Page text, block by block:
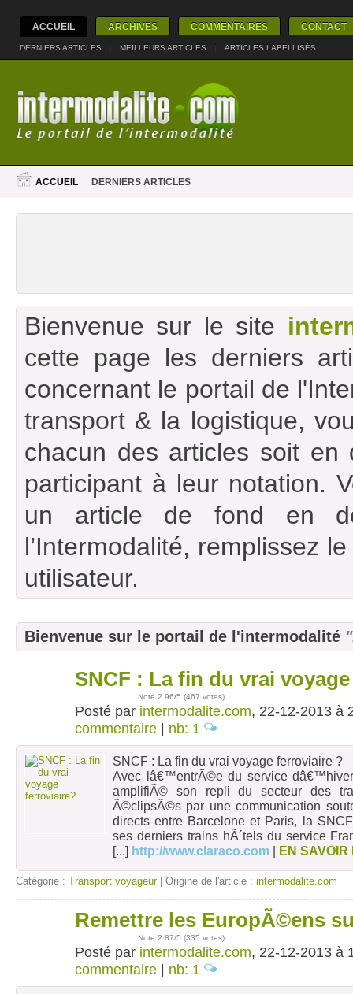
ACCUEIL ARCHIVES COMMENTAIRES CONTACT
DERNIERS ARTICLES | MEILLEURS ARTICLES | ARTICLES LABELLISÉS
ACCUEIL DERNIERS ARTICLES
Bienvenue sur le site
cette page les derniers
concernant le portail de
transport & la logistique,
chacun des articles soit en
participant à leur notation.
un article de fond en
l’Intermodalité, remplissez
utilisateur.
Bienvenue sur le portail de l'intermodalité
SNCF : La fin du vrai
Note 2.96/5 (467 votes)
Posté par intermodalite.com, 22-12-2013 à
commentaire | nb: 1
SNCF : La fin du vrai voyage ferroviaire ?
Avec lâ€™entrÃ©e du service
amplifiÃ© son repli du secteur des
Ã©clipsÃ©s par une communication
directs entre Barcelone et Paris, la
ses derniers trains hÃ´tels du service
[...] http://www.claraco.com | EN SAVOIR
Catégorie : Transport voyageur| Origine de l'article : intermodalite.com
Remettre les EuropÃ©ens
Note 2.87/5 (335 votes)
Posté par intermodalite.com, 22-12-2013 à
commentaire | nb: 1